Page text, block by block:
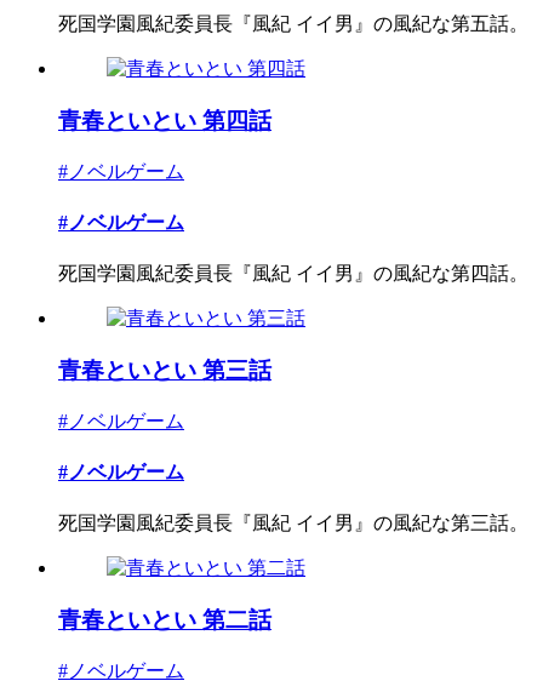
死国学園風紀委員長『風紀 イイ男』の風紀な第五話。
青春といとい 第四話
#ノベルゲーム
#ノベルゲーム
死国学園風紀委員長『風紀 イイ男』の風紀な第四話。
青春といとい 第三話
#ノベルゲーム
#ノベルゲーム
死国学園風紀委員長『風紀 イイ男』の風紀な第三話。
青春といとい 第二話
#ノベルゲーム